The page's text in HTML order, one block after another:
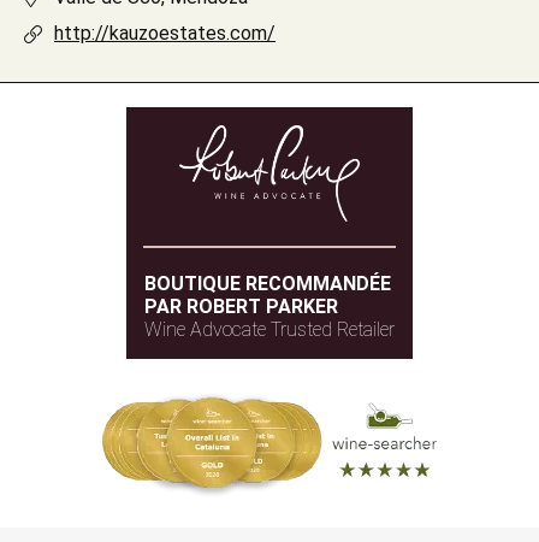
http://kauzoestates.com/
BOUTIQUE RECOMMANDÉE
PAR ROBERT PARKER
Wine Advocate Trusted Retailer